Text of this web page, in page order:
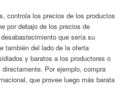
controla los precios de los productos
por debajo de los precios de
que sería su
también del lado de la oferta
y baratos a los productores o
Por ejemplo, compra
que provee luego más barata